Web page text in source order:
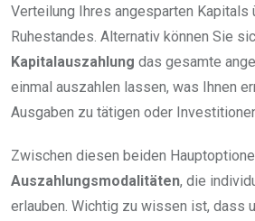
Verteilung Ihres angesparten Kapitals
Ruhestandes. Alternativ können Sie
Kapitalauszahlung das gesamte
einmal auszahlen lassen, was Ihnen
Ausgaben zu tätigen oder
Zwischen diesen beiden
Auszahlungsmodalitäten, die
erlauben. Wichtig zu wissen ist, dass